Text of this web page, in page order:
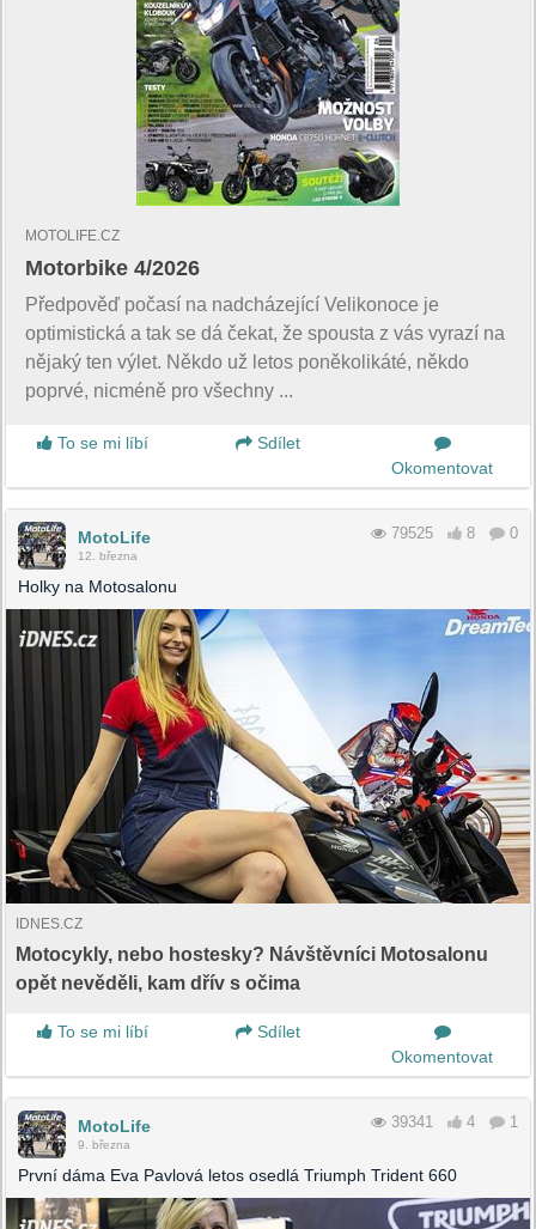
MOTOLIFE.CZ
Motorbike 4/2026
Předpověď počasí na nadcházející Velikonoce je
optimistická a tak se dá čekat, že spousta z vás vyrazí na
nějaký ten výlet. Někdo už letos poněkolikáté, někdo
poprvé, nicméně pro všechny ...
To se mi líbí
Sdílet
Okomentovat
MotoLife
12. března
79525 8 0
Holky na Motosalonu
IDNES.CZ
Motocykly, nebo hostesky? Návštěvníci Motosalonu
opět nevěděli, kam dřív s očima
To se mi líbí
Sdílet
Okomentovat
MotoLife
9. března
39341 4 1
První dáma Eva Pavlová letos osedlá Triumph Trident 660